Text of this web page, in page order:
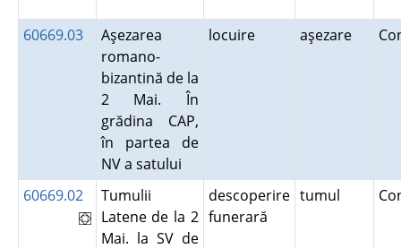
60669.03
Aşezarea
romano-
bizantină de la
2 Mai. În
grădina CAP,
în partea de
NV a satului
locuire aşezare
60669.02
Tumulii
Latene de la 2
Mai. la SV de
descoperire
funerară
tumul